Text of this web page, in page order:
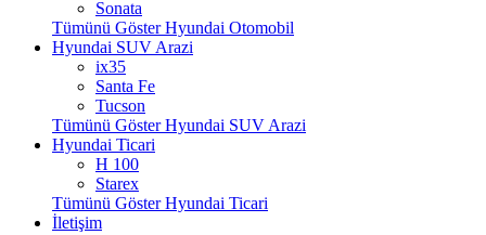
Sonata
Tümünü Göster Hyundai Otomobil
Hyundai SUV Arazi
ix35
Santa Fe
Tucson
Tümünü Göster Hyundai SUV Arazi
Hyundai Ticari
H 100
Starex
Tümünü Göster Hyundai Ticari
İletişim